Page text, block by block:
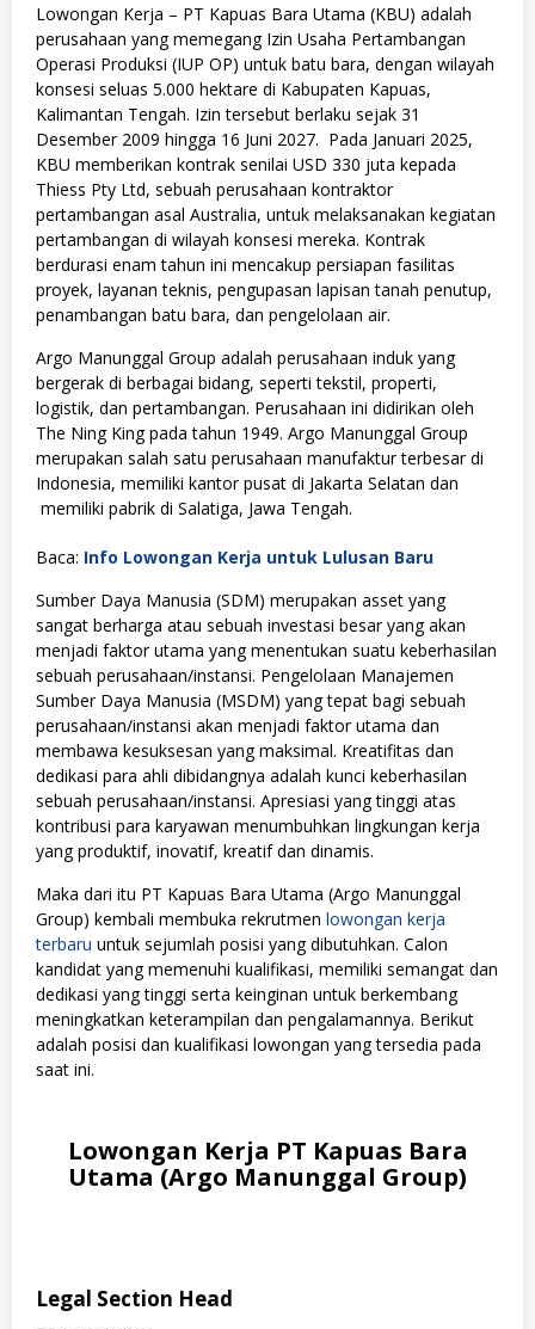
Lowongan Kerja – PT Kapuas Bara Utama (KBU) adalah
perusahaan yang memegang Izin Usaha Pertambangan
Operasi Produksi (IUP OP) untuk batu bara, dengan wilayah
konsesi seluas 5.000 hektare di Kabupaten Kapuas,
Kalimantan Tengah. Izin tersebut berlaku sejak 31
Desember 2009 hingga 16 Juni 2027. Pada Januari 2025,
KBU memberikan kontrak senilai USD 330 juta kepada
Thiess Pty Ltd, sebuah perusahaan kontraktor
pertambangan asal Australia, untuk melaksanakan kegiatan
pertambangan di wilayah konsesi mereka. Kontrak
berdurasi enam tahun ini mencakup persiapan fasilitas
proyek, layanan teknis, pengupasan lapisan tanah penutup,
penambangan batu bara, dan pengelolaan air.
Argo Manunggal Group adalah perusahaan induk yang
bergerak di berbagai bidang, seperti tekstil, properti,
logistik, dan pertambangan. Perusahaan ini didirikan oleh
The Ning King pada tahun 1949. Argo Manunggal Group
merupakan salah satu perusahaan manufaktur terbesar di
Indonesia, memiliki kantor pusat di Jakarta Selatan dan
memiliki pabrik di Salatiga, Jawa Tengah.
Baca: Info Lowongan Kerja untuk Lulusan Baru
Sumber Daya Manusia (SDM) merupakan asset yang
sangat berharga atau sebuah investasi besar yang akan
menjadi faktor utama yang menentukan suatu keberhasilan
sebuah perusahaan/instansi. Pengelolaan Manajemen
Sumber Daya Manusia (MSDM) yang tepat bagi sebuah
perusahaan/instansi akan menjadi faktor utama dan
membawa kesuksesan yang maksimal. Kreatifitas dan
dedikasi para ahli dibidangnya adalah kunci keberhasilan
sebuah perusahaan/instansi. Apresiasi yang tinggi atas
kontribusi para karyawan menumbuhkan lingkungan kerja
yang produktif, inovatif, kreatif dan dinamis.
Maka dari itu PT Kapuas Bara Utama (Argo Manunggal
Group) kembali membuka rekrutmen lowongan kerja
terbaru untuk sejumlah posisi yang dibutuhkan. Calon
kandidat yang memenuhi kualifikasi, memiliki semangat dan
dedikasi yang tinggi serta keinginan untuk berkembang
meningkatkan keterampilan dan pengalamannya. Berikut
adalah posisi dan kualifikasi lowongan yang tersedia pada
saat ini.
Lowongan Kerja PT Kapuas Bara
Utama (Argo Manunggal Group)
Legal Section Head